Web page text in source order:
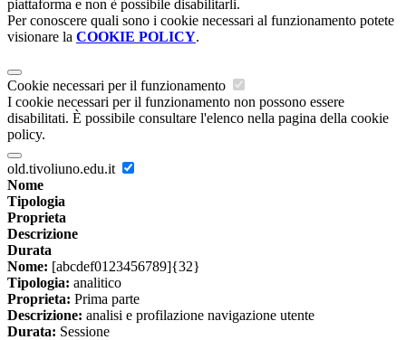
piattaforma e non è possibile disabilitarli.
Per conoscere quali sono i cookie necessari al funzionamento potete
visionare la COOKIE POLICY.
Cookie necessari per il funzionamento
I cookie necessari per il funzionamento non possono essere
disabilitati. È possibile consultare l'elenco nella pagina della cookie
policy.
old.tivoliuno.edu.it
Nome
Tipologia
Proprieta
Descrizione
Durata
Nome: [abcdef0123456789]{32}
Tipologia: analitico
Proprieta: Prima parte
Descrizione: analisi e profilazione navigazione utente
Durata: Sessione